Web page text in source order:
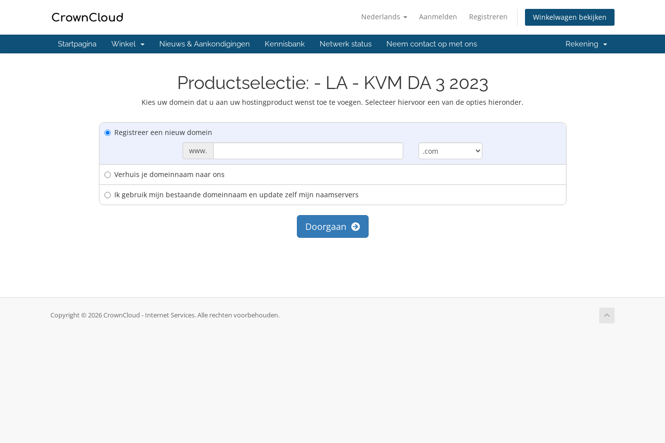
Nederlands Aanmelden Registreren Winkelwagen bekijken
Startpagina Winkel Nieuws & Aankondigingen Kennisbank Netwerk status Neem contact op met ons Rekening
Productselectie: - LA - KVM DA 3 2023
Kies uw domein dat u aan uw hostingproduct wenst toe te voegen. Selecteer hiervoor een van de opties hieronder.
Registreer een nieuw domein
www.
Verhuis je domeinnaam naar ons
Ik gebruik mijn bestaande domeinnaam en update zelf mijn naamservers
Doorgaan
Copyright © 2026 CrownCloud - Internet Services. Alle rechten voorbehouden.